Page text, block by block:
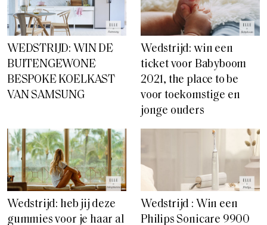
WEDSTRIJD: WIN DE
BUITENGEWONE
BESPOKE KOELKAST
VAN SAMSUNG
Wedstrijd: win een
ticket voor Babyboom
2021, the place to be
voor toekomstige en
jonge ouders
Wedstrijd: heb jij deze
gummies voor je haar al
Wedstrijd : Win een
Philips Sonicare 9900